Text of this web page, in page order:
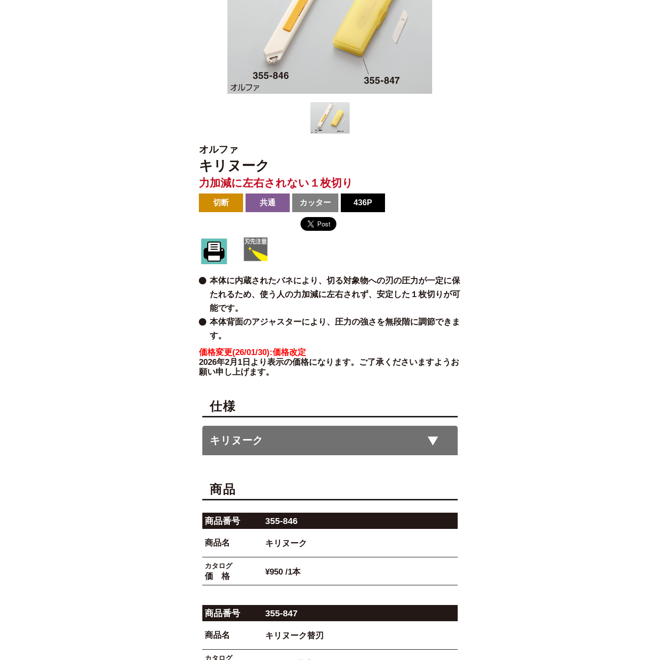
オルファ
キリヌーク
力加減に左右されない１枚切り
切断 共通 カッター 436P
本体に内蔵されたバネにより、切る対象物への刃の圧力が一定に保
たれるため、使う人の力加減に左右されず、安定した１枚切りが可
能です。
本体背面のアジャスターにより、圧力の強さを無段階に調節できま
す。
価格変更(26/01/30):価格改定
2026年2月1日より表示の価格になります。ご了承くださいますようお
願い申し上げます。
仕様
キリヌーク
商品
商品番号 355-846
商品名 キリヌーク
カタログ
価 格 ¥950 /1本
商品番号 355-847
商品名 キリヌーク替刃
カタログ